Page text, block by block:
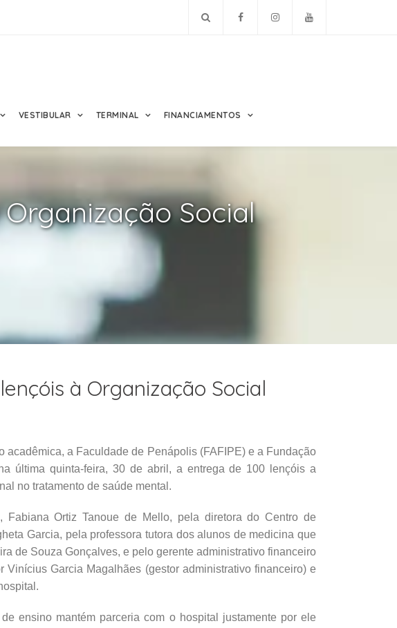
VESTIBULAR TERMINAL FINANCIAMENTOS
Social
à Organização Social
acadêmica, a Faculdade de Penápolis (FAFIPE) e a Fundação
última quinta-feira, 30 de abril, a entrega de 100 lençóis a
no tratamento de saúde mental.
Ortiz Tanoue de Mello, pela diretora do Centro de
Garcia, pela professora tutora dos alunos de medicina que
de Souza Gonçalves, e pelo gerente administrativo financeiro
Garcia Magalhães (gestor administrativo financeiro) e
ensino mantém parceria com o hospital justamente por ele